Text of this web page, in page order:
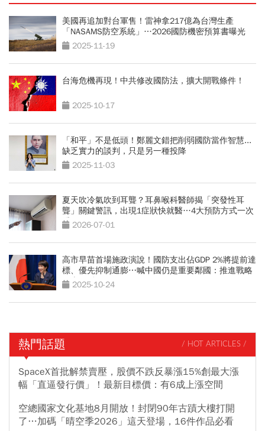
美國再追加對台軍售！雷神拿217億為台灣生產
「NASAMS防空系統」…2026國防機密預算書曝光
2025-11-19
台海危機再現！中共修改國防法，擴大開戰條件！
2025-10-17
「和平」不是低頭！鄭麗文錯把削弱國防當作智慧...
缺乏實力的談判，只是另一種投降
2025-11-03
夏天吹冷氣吹到耳聾？耳鼻喉科醫師揭「突發性耳
聾」關鍵警訊，出現1症狀快就醫…4大預防方式一次
看 2026-07-01
高市早苗首場施政演說！國防支出佔GDP 2%將提前達
標、優先抑制通膨⋯喊中國仍是重要鄰國：推進戰略
互惠關係
2025-10-24
熱門話題 / HOT ARTICLES /
SpaceX首批解禁賣壓，股價不跌反暴漲15%創最大漲
幅「直逼發行價」！最新目標價：有6成上漲空間
空總國家文化基地8月開放！封閉90年古蹟大樓打開
了…加碼「晴空季2026」這天登場，16件作品必看